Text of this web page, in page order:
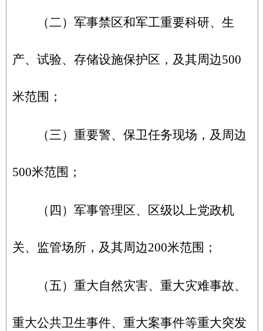
（二）军事禁区和军工重要科研、生
产、试验、存储设施保护区，及其周边500
米范围；
（三）重要警、保卫任务现场，及周边
500米范围；
（四）军事管理区、区级以上党政机
关、监管场所，及其周边200米范围；
（五）重大自然灾害、重大灾难事故、
重大公共卫生事件、重大案事件等重大突发